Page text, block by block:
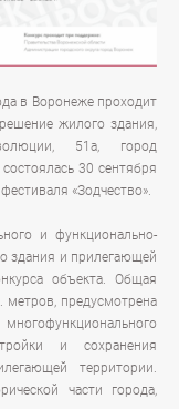
в Воронеже проходит
жилого здания,
51а, город
30 сентября
«Зодчество».
и функционально-
здания и прилегающей
объекта. Общая
метров, предусмотрена
и сохранения
территории.
части города,